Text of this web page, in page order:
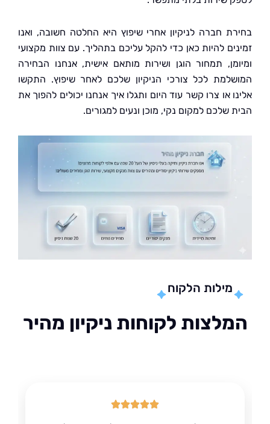
חברה לניקיון אחרי שיפוץ היא החלטה חשובה, ואנו
להיות כאן כדי להקל עליכם בתהליך. עם צוות מקצועי
תמחור הוגן ושירות מותאם אישית, אנחנו הבחירה
לכל צורכי הניקיון שלכם לאחר שיפוץ. התקשו
או צרו קשר עוד היום ותגלו איך אנחנו יכולים להפוך את
שלכם למקום נקי, מוכן ונעים למגורים.
מילות הלקוח
לקוחות ניקיון מהיר